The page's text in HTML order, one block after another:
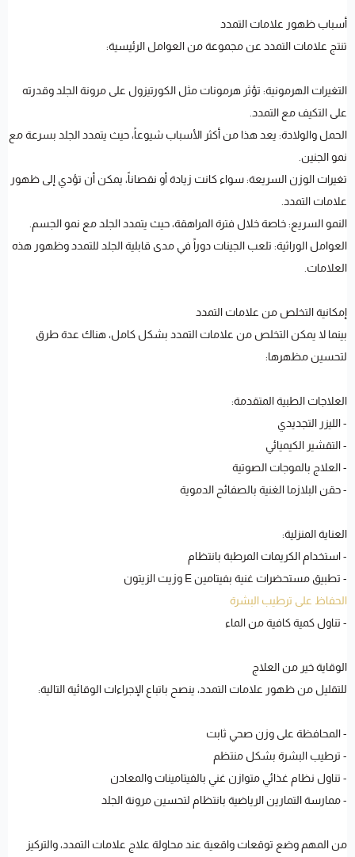
أسباب ظهور علامات التمدد
تنتج علامات التمدد عن مجموعة من العوامل الرئيسية:
التغيرات الهرمونية: تؤثر هرمونات مثل الكورتيزول على مرونة الجلد وقدرته
على التكيف مع التمدد.
الحمل والولادة: يعد هذا من أكثر الأسباب شيوعاً، حيث يتمدد الجلد بسرعة مع
نمو الجنين.
تغيرات الوزن السريعة: سواء كانت زيادة أو نقصاناً، يمكن أن تؤدي إلى ظهور
علامات التمدد.
النمو السريع: خاصة خلال فترة المراهقة، حيث يتمدد الجلد مع نمو الجسم.
العوامل الوراثية: تلعب الجينات دوراً في مدى قابلية الجلد للتمدد وظهور هذه
العلامات.
إمكانية التخلص من علامات التمدد
بينما لا يمكن التخلص من علامات التمدد بشكل كامل، هناك عدة طرق
لتحسين مظهرها:
العلاجات الطبية المتقدمة:
- الليزر التجديدي
- التقشير الكيميائي
- العلاج بالموجات الصوتية
- حقن البلازما الغنية بالصفائح الدموية
العناية المنزلية:
- استخدام الكريمات المرطبة بانتظام
- تطبيق مستحضرات غنية بفيتامين E وزيت الزيتون
الحفاظ على ترطيب البشرة
- تناول كمية كافية من الماء
الوقاية خير من العلاج
للتقليل من ظهور علامات التمدد، ينصح باتباع الإجراءات الوقائية التالية:
- المحافظة على وزن صحي ثابت
- ترطيب البشرة بشكل منتظم
- تناول نظام غذائي متوازن غني بالفيتامينات والمعادن
- ممارسة التمارين الرياضية بانتظام لتحسين مرونة الجلد
من المهم وضع توقعات واقعية عند محاولة علاج علامات التمدد، والتركيز